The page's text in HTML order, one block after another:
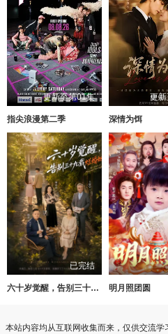
更新至第01集
指尖浪漫第二季
更
深情为饵
已完结
六十岁觉醒，告别三十九载烂婚姻 明月照团圆
本站内容均从互联网收集而来，仅供交流